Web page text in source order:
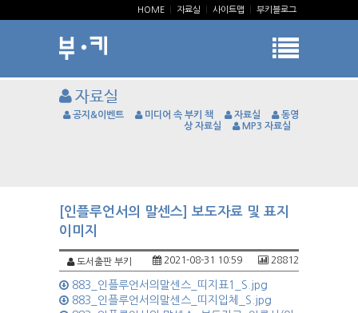
HOME 자료실 사이트맵 부키블로그
자료실
공지&이벤트 미디어 속 부키 책 자료실
동영
상 자료실
MP3 자료실
[인플루언서의 말센스] 보도자료 및 표지
이미지
도서출판 부키 28812
2021-08-31 10:59
883_인플루언서의말센스_띠지표1_S.jpg
883_인플루언서의말센스_띠지입체_S.jpg